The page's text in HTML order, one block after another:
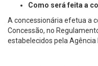
Como será feita a
A concessionária efetua a
Concessão, no
estabelecidos pela Agência